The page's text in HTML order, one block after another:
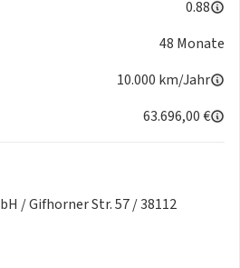
mit Audi Laserlicht, dynam.
Lichtinszenierung und
mit Audi connect Remote &
11 kW (AC)
0.88
48 Monate
10.000 km/Jahr
63.696,00 €
/ Gifhorner Str. 57 / 38112